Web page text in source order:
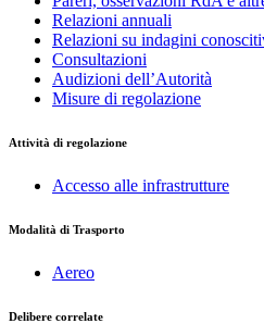
Relazioni annuali
Relazioni su indagini
Consultazioni
Audizioni dell’Autorità
Misure di regolazione
Attività di regolazione
Accesso alle infrastrutture
Modalità di Trasporto
Aereo
Delibere correlate